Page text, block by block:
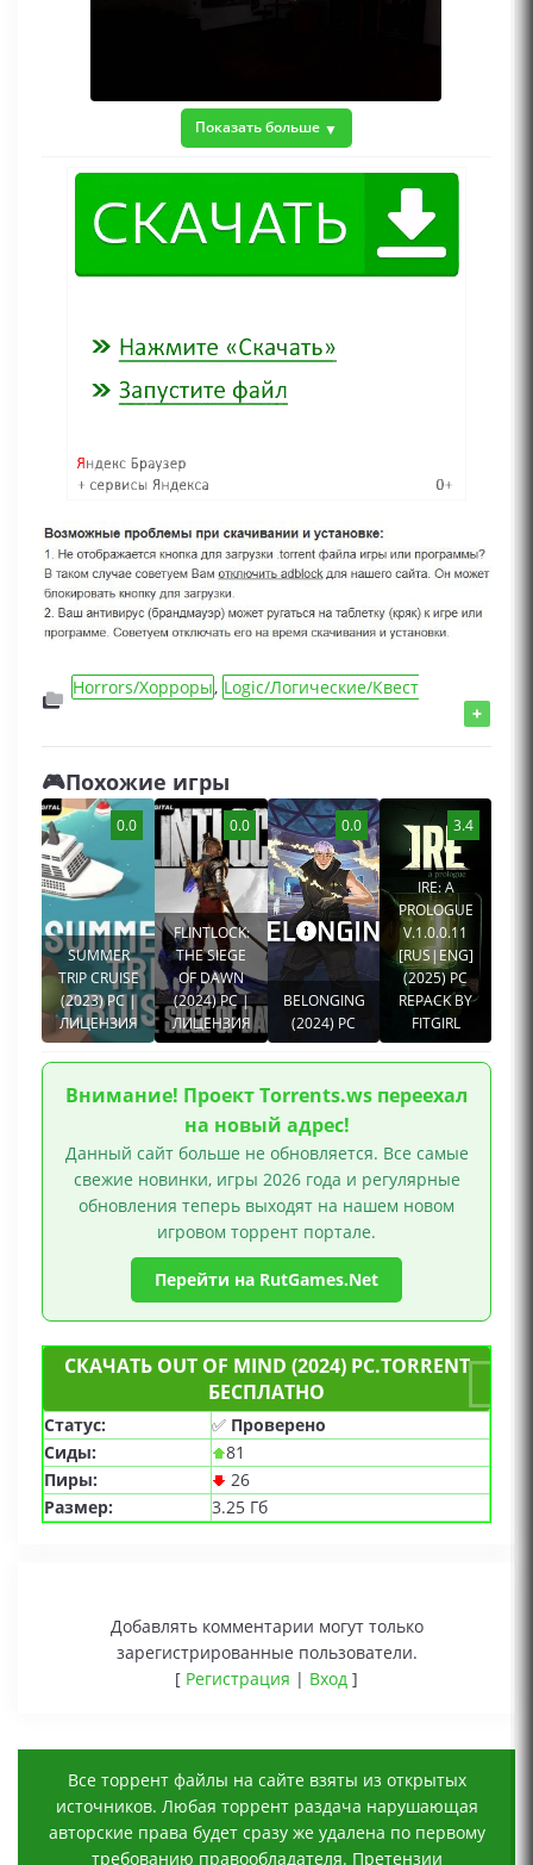
Показать больше
Horrors/Хорроры, Logic/Логические/Квест
+
🎮Похожие игры
0.0
SUMMER
TRIP CRUISE
(2023) PC |
ЛИЦЕНЗИЯ
0.0
FLINTLOCK:
THE SIEGE
OF DAWN
(2024) PC |
ЛИЦЕНЗИЯ
0.0
BELONGING
(2024) PC
3.4
IRE: A
PROLOGUE
V.1.0.0.11
[RUS|ENG]
(2025) PC
REPACK BY
FITGIRL
Внимание! Проект Torrents.ws переехал
на новый адрес!
Данный сайт больше не обновляется. Все самые
свежие новинки, игры 2026 года и регулярные
обновления теперь выходят на нашем новом
игровом торрент портале.
Перейти на RutGames.Net
СКАЧАТЬ OUT OF MIND (2024) PC.TORRENT
БЕСПЛАТНО
Статус: ✅ Проверено
Сиды:
81
Пиры:
26
Размер:
3.25 Гб
Добавлять комментарии могут только
зарегистрированные пользователи.
[ Регистрация | Вход ]
Все торрент файлы на сайте взяты из открытых
источников. Любая торрент раздача нарушающая
авторские права будет сразу же удалена по первому
требованию правообладателя. Претензии